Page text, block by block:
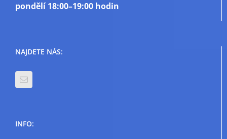
pondělí18:00–19:00 hodin
NAJDETE NÁS:
INFO: